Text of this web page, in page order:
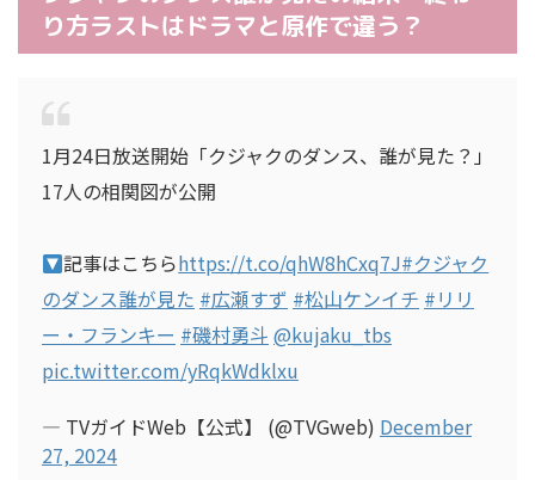
り方ラストはドラマと原作で違う？
1月24日放送開始「クジャクのダンス、誰が見た？」
17人の相関図が公開
記事はこちらhttps://t.co/qhW8hCxq7J#クジャク
のダンス誰が見た #広瀬すず #松山ケンイチ #リリ
ー・フランキー #磯村勇斗 @kujaku_tbs
pic.twitter.com/yRqkWdklxu
— TVガイドWeb【公式】 (@TVGweb) December
27, 2024